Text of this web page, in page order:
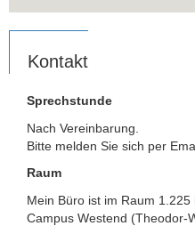
Kontakt
Sprechstunde
Nach Vereinbarung.
Bitte melden Sie sich per
Raum
Mein Büro ist im Raum
Campus Westend (Theodor-